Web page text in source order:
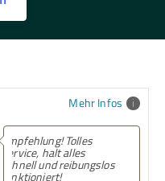
Mehr Infos
5
Tolles
alles
reibungslos
Empfehlung!
ich sagen,
Abend bestellt